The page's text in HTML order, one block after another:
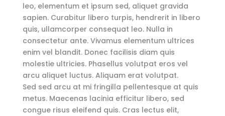
leo, elementum et ipsum sed, aliquet gravida
sapien. Curabitur libero turpis, hendrerit in libero
quis, ullamcorper consequat leo. Nulla in
consectetur ante. Vivamus elementum ultrices
enim vel blandit. Donec facilisis diam quis
molestie ultricies. Phasellus volutpat eros vel
arcu aliquet luctus. Aliquam erat volutpat.
Sed sed arcu at mi fringilla pellentesque at quis
metus. Maecenas lacinia efficitur libero, sed
congue risus eleifend quis. Cras lectus elit,